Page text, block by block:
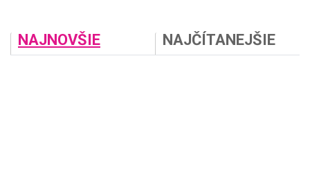
NAJNOVŠIE NAJČÍTANEJŠIE